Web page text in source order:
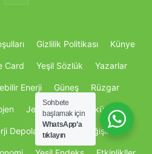
Gizlilik Politikası Künye
Card Yeşil Sözlük Yazarlar
Enerji Güneş Rüzgar
Jeotermal Biyokütle
Depolama İklim Değişikliği
Sohbete
başlamak için
WhatsApp’a
tıklayın